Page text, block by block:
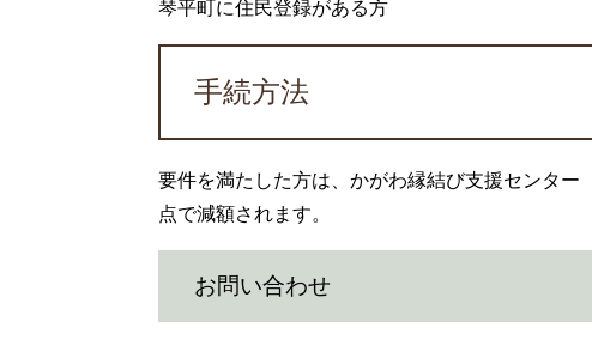
琴平町に住民登録がある方
手続方法
要件を満たした方は、かがわ縁結び支援センタ
点で減額されます。
お問い合わせ